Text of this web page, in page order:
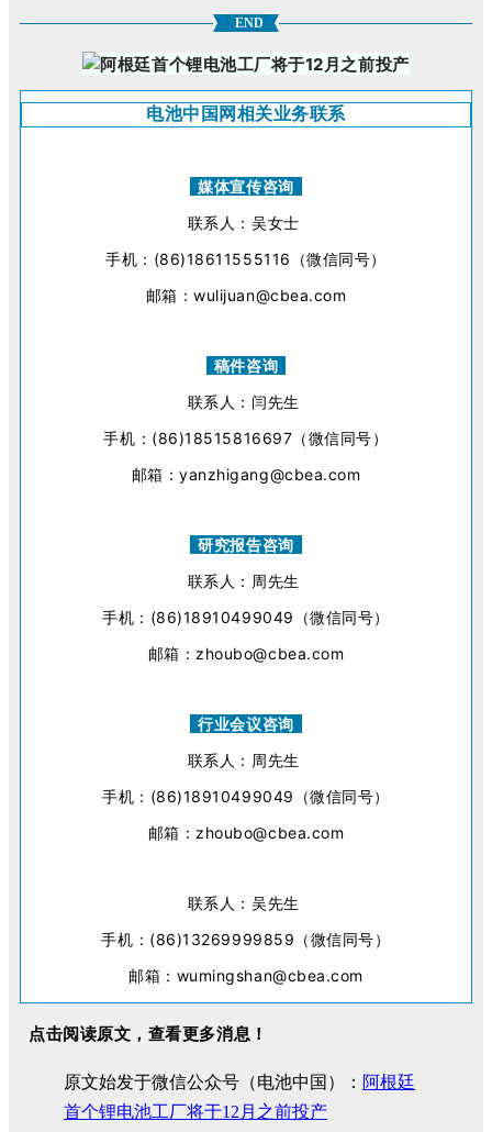
END
电池中国网相关业务联系
媒体宣传咨询
联系人：吴女士
手机：(86)18611555116（微信同号）
邮箱：wulijuan@cbea.com
稿件咨询
联系人：闫先生
手机：(86)18515816697（微信同号）
邮箱：yanzhigang@cbea.com
研究报告咨询
联系人：周先生
手机：(86)18910499049（微信同号）
邮箱：zhoubo@cbea.com
行业会议咨询
联系人：周先生
手机：(86)18910499049（微信同号）
邮箱：zhoubo@cbea.com
联系人：吴先生
手机：(86)13269999859（微信同号）
邮箱：wumingshan@cbea.com
点击阅读原文，查看更多消息！
原文始发于微信公众号（电池中国）： 阿根廷
首个锂电池工厂将于12月之前投产